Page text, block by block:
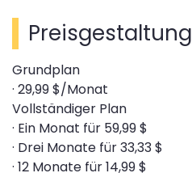
Preisgestaltung
Grundplan
· 29,99 $/Monat
Vollständiger Plan
· Ein Monat für 59,99 $
· Drei Monate für 33,33 $
· 12 Monate für 14,99 $